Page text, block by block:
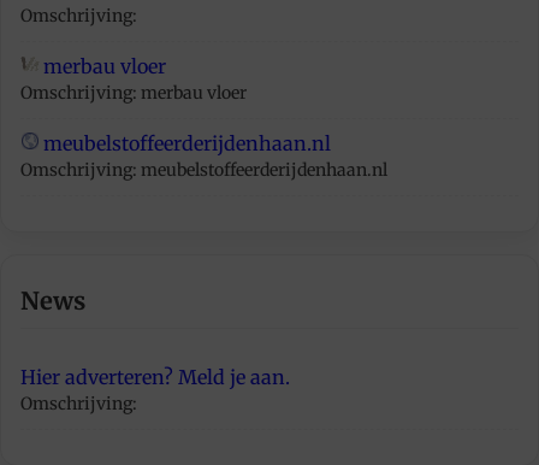
Omschrijving:
merbau vloer
Omschrijving: merbau vloer
meubelstoffeerderijdenhaan.nl
Omschrijving: meubelstoffeerderijdenhaan.nl
News
Hier adverteren? Meld je aan.
Omschrijving: